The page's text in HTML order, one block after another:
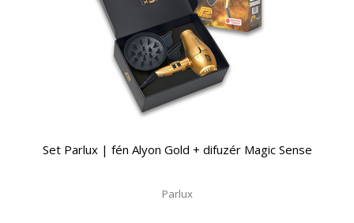
Set Parlux | fén Alyon Gold + difuzér Magic Sense
Parlux